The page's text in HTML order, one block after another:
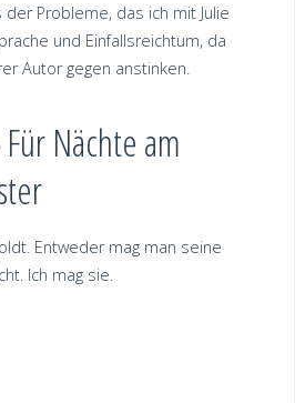
der Probleme, das ich mit Julie
und Einfallsreichtum, da
Autor gegen anstinken.
Nächte am
Entweder mag man seine
Ich mag sie.